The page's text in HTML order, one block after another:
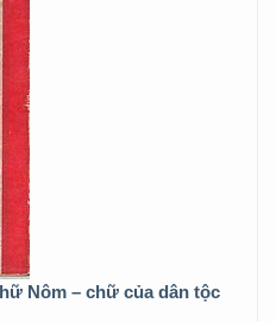
Nôm – chữ của dân tộc